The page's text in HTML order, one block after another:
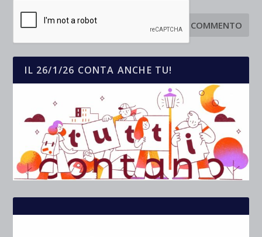
IL 26/1/26 CONTA ANCHE TU!